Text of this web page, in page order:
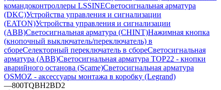
командоконтроллеры LSSINEСветосигнальная арматура
(DKC)Устройства управления и сигнализации
(EATON)Устройства управления и сигнализации
(ABB)Светосигнальная арматура (CHINT)Нажимная кнопка
(кнопочный выключатель/переключатель) в
сбореСелекторный переключатель в сбореСветосигнальная
арматура (ABB)Светосигнальная арматура TOP22 - кнопки
аварийного останова (Scame)Светосигнальная арматура
OSMOZ - аксессуары монтажа в коробку (Legrand)
—800TQBH2BD2